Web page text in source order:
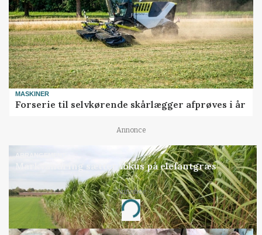
MASKINER
Forserie til selvkørende skårlægger afprøves i år
Annonce
ARRANGEMENT
Markvandring sætter fokus på elefantgræs
Annonce
Loading...